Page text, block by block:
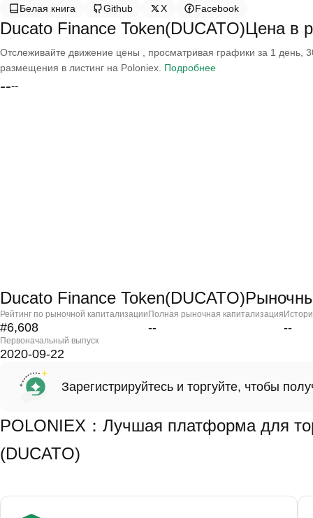
Белая книга
Github X Facebook
Ducato Finance Token(DUCATO)Цена в
Отслеживайте движение цены , просматривая графики за 1 день,
размещения в листинг на Poloniex. Подробнее
----
Ducato Finance
Рейтинг по рыночной капитализации
#6,608
Полная рыночная капитализация
-- --
Первоначальный выпуск
2020-09-22
Зарегистрируйтесь и торгуйте, чтобы
POLONIEX：Лучшая платформа для
(DUCATO)